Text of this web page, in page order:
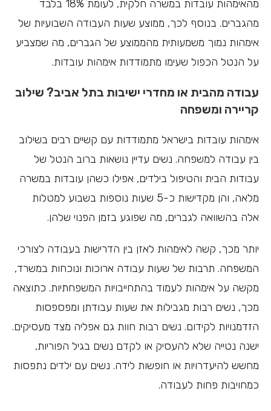
מהאימהות עובדות במשרה חלקית, לעומת 18% בלבד
מהגברים. בנוסף לכך, ממוצע שעות העבודה השבועיות של
אימהות נמוך משמעותית מהממוצע של הגברים, מה שמצביע
על הנטל הכפול שעימו מתמודדות אימהות עובדות.
עבודה מהבית או מחדרי ישיבות בתל אביב? שילוב
קריירה ומשפחה
אימהות עובדות בישראל מתמודדות עם קשיים רבים בשילוב
בין עבודה למשפחה. נשים עדיין נושאות ברוב הנטל של
עבודות הבית והטיפול בילדים, אפילו כשהן עובדות במשרה
מלאה, והן מקדישות כ-5 שעות נוספות בשבוע למטלות
אלה בהשוואה לגברים, מה שפוגע בזמן הפנוי שלהן.
יותר מכך, קשה לאימהות לאזן בין הדרישות בעבודה לצורכי
המשפחה. תרבות של שעות עבודה ארוכות ונוכחות במשרד,
מקשה על אימהות לעמוד בהתחייבויות המשפחתיות. כתוצאה
מכך, נשים רבות מגבילות את שעות עבודתן ומפספסות
הזדמנויות לקידום. נשים רבות חוות גם אפליה מצד מעסיקים.
ישנה נטייה שלא להעסיק או לקדם נשים בגיל הפוריות,
מחשש להיעדרויות או חופשות לידה. נשים עם ילדים נתפסות
כמחויבות פחות לעבודה.